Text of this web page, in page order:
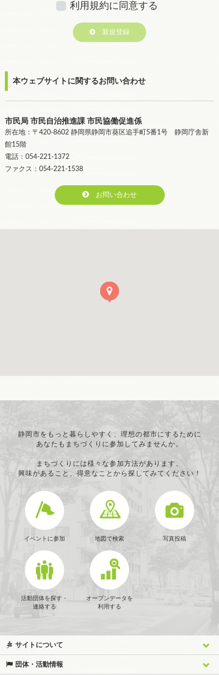
利用規約に同意する
新規登録
本ウェブサイトに関するお問い合わせ
市民局 市民自治推進課 市民協働促進係
所在地：〒420-8602 静岡県静岡市葵区追手町5番1号 静岡庁舎新
館15階
電話：054-221-1372
ファクス：054-221-1538
お問い合わせ
静岡市をもっと暮らしやすく、理想の都市にするために
あなたもまちづくりに参加してみませんか。
まちづくりには様々な参加方法があります。
興味があること、得意なことから探してみてください！
イベントに参加 地図で検索 写真投稿
活動団体を探す・
連絡する
オープンデータを
利用する
サイトについて
団体・活動情報